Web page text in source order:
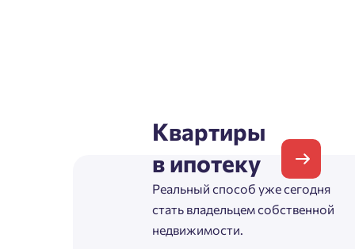
Квартиры
в ипотеку
Реальный способ уже сегодня
стать владельцем собственной
недвижимости.